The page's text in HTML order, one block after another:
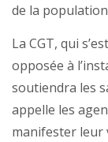
de la
La CGT, qui
opposée à
soutiendra les
appelle les
manifester leur